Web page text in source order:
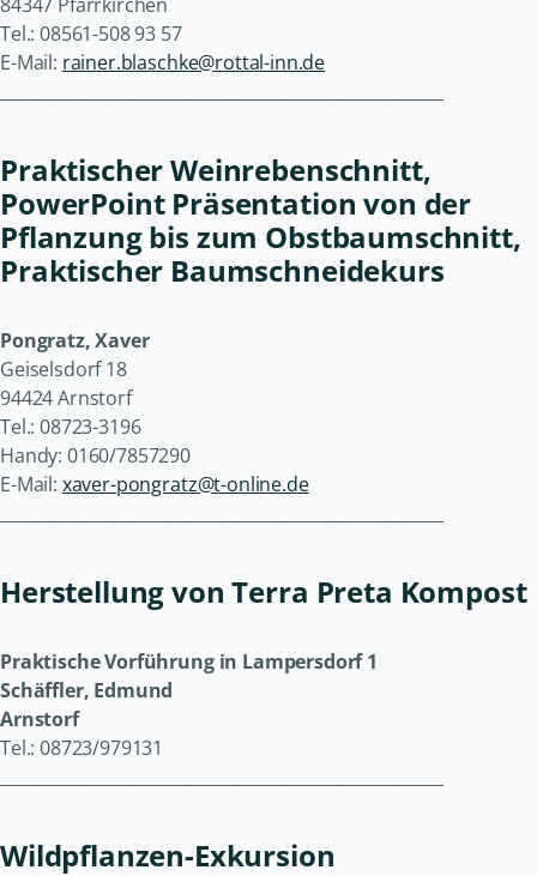
Tel.: 08561-508 93 57
E-Mail: rainer.blaschke@rottal-inn.de
Praktischer Weinrebenschnitt,
PowerPoint Präsentation von der
Pflanzung bis zum Obstbaumschnitt,
Praktischer Baumschneidekurs
Pongratz, Xaver
Geiselsdorf 18
94424 Arnstorf
Tel.: 08723-3196
Handy: 0160/7857290
E-Mail: xaver-pongratz@t-online.de
Herstellung von Terra Preta Kompost
Praktische Vorführung in Lampersdorf 1
Schäffler, Edmund
Arnstorf
Tel.: 08723/979131
Wildpflanzen-Exkursion